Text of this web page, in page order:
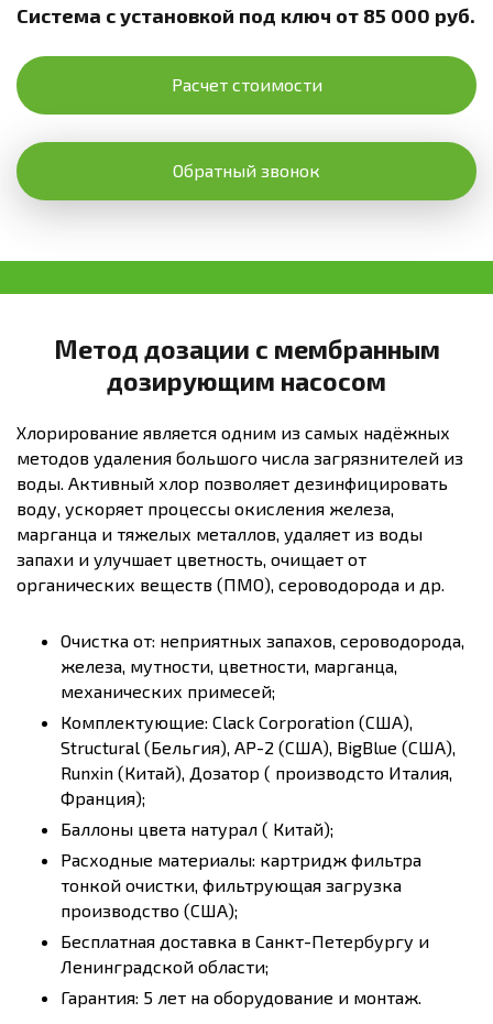
Система с установкой под ключ от 85 000 руб.
Расчет стоимости
Обратный звонок
Метод дозации с мембранным
дозирующим насосом
Хлорирование является одним из самых надёжных
методов удаления большого числа загрязнителей из
воды. Активный хлор позволяет дезинфицировать
воду, ускоряет процессы окисления железа,
марганца и тяжелых металлов, удаляет из воды
запахи и улучшает цветность, очищает от
органических веществ (ПМО), сероводорода и др.
Очистка от: неприятных запахов, сероводорода,
железа, мутности, цветности, марганца,
механических примесей;
Комплектующие: Clack Corporation (США),
Structural (Бельгия), AP-2 (США), BigBlue (США),
Runxin (Китай), Дозатор ( производсто Италия,
Франция);
Баллоны цвета натурал ( Китай);
Расходные материалы: картридж фильтра
тонкой очистки, фильтрующая загрузка
производство (США);
Бесплатная доставка в Санкт-Петербургу и
Ленинградской области;
Гарантия: 5 лет на оборудование и монтаж.